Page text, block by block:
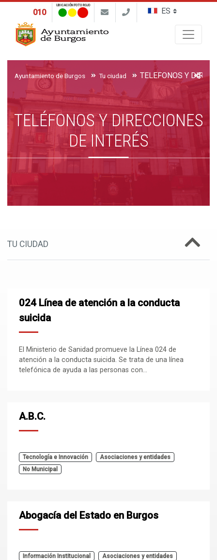
010
UBICACIÓN FOTO ROJO
Ayuntamiento de Burgos Tu ciudad
TELÉFONOS Y DIRECCIONES
DE INTERÉS
TU CIUDAD
024 Línea de atención a la conducta
suicida
El Ministerio de Sanidad promueve la Línea 024 de
atención a la conducta suicida. Se trata de una línea
telefónica de ayuda a las personas con...
A.B.C.
Tecnología e Innovación
Asociaciones y entidades
No Municipal
Abogacía del Estado en Burgos
Información Institucional
Asociaciones y entidades